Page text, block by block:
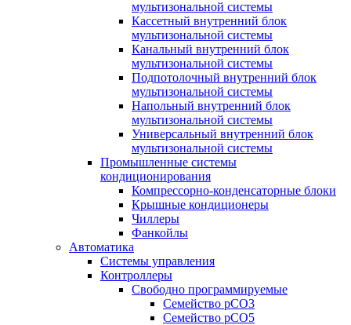
мультизональной системы
Кассетный внутренний блок
мультизональной системы
Канальный внутренний блок
мультизональной системы
Подпотолочный внутренний блок
мультизональной системы
Напольный внутренний блок
мультизональной системы
Универсальный внутренний блок
мультизональной системы
Промышленные системы
кондиционирования
Компрессорно-конденсаторные блоки
Крышные кондиционеры
Чиллеры
Фанкойлы
Автоматика
Системы управления
Контроллеры
Свободно программируемые
Семейство pCO3
Семейство pCO5